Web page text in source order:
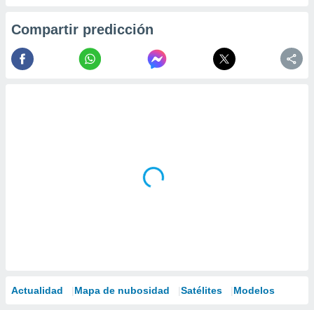
Compartir predicción
Actualidad Mapa de nubosidad Satélites Modelos